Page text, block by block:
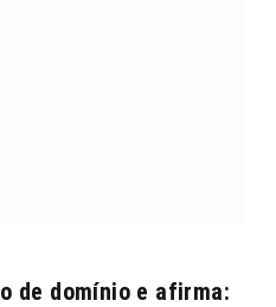
de domínio e afirma: